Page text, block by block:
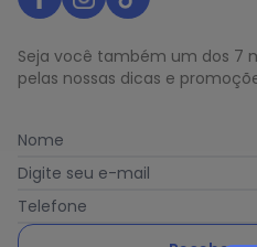
Seja você também um dos 7
pelas nossas dicas e
Nome
Digite seu e-mail
Telefone